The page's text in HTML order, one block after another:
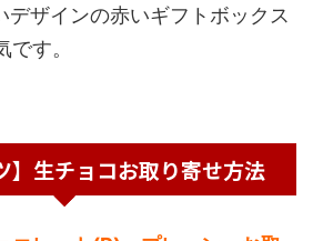
ザインの赤いギフトボックス
す。
】生チョコお取り寄せ方法